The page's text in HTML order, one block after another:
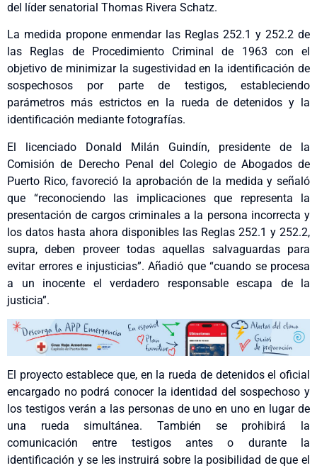
del líder senatorial Thomas Rivera Schatz.
La medida propone enmendar las Reglas 252.1 y 252.2 de
las Reglas de Procedimiento Criminal de 1963 con el
objetivo de minimizar la sugestividad en la identificación de
sospechosos por parte de testigos, estableciendo
parámetros más estrictos en la rueda de detenidos y la
identificación mediante fotografías.
El licenciado Donald Milán Guindín, presidente de la
Comisión de Derecho Penal del Colegio de Abogados de
Puerto Rico, favoreció la aprobación de la medida y señaló
que “reconociendo las implicaciones que representa la
presentación de cargos criminales a la persona incorrecta y
los datos hasta ahora disponibles las Reglas 252.1 y 252.2,
supra, deben proveer todas aquellas salvaguardas para
evitar errores e injusticias”. Añadió que “cuando se procesa
a un inocente el verdadero responsable escapa de la
justicia”.
El proyecto establece que, en la rueda de detenidos el oficial
encargado no podrá conocer la identidad del sospechoso y
los testigos verán a las personas de uno en uno en lugar de
una rueda simultánea. También se prohibirá la
comunicación entre testigos antes o durante la
identificación y se les instruirá sobre la posibilidad de que el